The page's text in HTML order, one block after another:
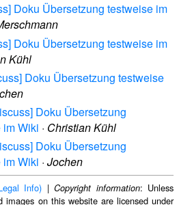
Doku Übersetzung testweise im
Doku Übersetzung testweise im
Kühl
Doku Übersetzung testweise
Doku Übersetzung
Wiki · Christian Kühl
Doku Übersetzung
Wiki · Jochen
Info) |Copyright information: Unless
images on this website are licensed under